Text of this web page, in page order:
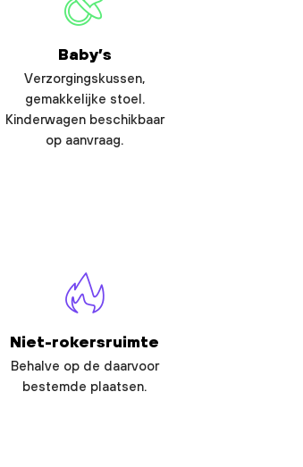
Baby’s
Verzorgingskussen,
gemakkelijke stoel.
Kinderwagen beschikbaar
op aanvraag.
Niet-rokersruimte
Behalve op de daarvoor
bestemde plaatsen.